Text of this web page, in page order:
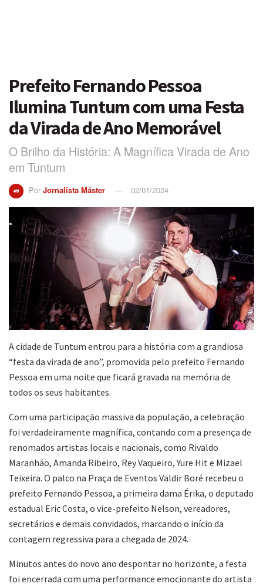
Prefeito Fernando Pessoa
Ilumina Tuntum com uma Festa
da Virada de Ano Memorável
O Brilho da História: A Magnífica Virada de Ano
em Tuntum
Por Jornalista Máster 02/01/2024
A cidade de Tuntum entrou para a história com a grandiosa
“festa da virada de ano”, promovida pelo prefeito Fernando
Pessoa em uma noite que ficará gravada na memória de
todos os seus habitantes.
Com uma participação massiva da população, a celebração
foi verdadeiramente magnífica, contando com a presença de
renomados artistas locais e nacionais, como Rivaldo
Maranhão, Amanda Ribeiro, Rey Vaqueiro, Yure Hit e Mizael
Teixeira. O palco na Praça de Eventos Valdir Boré recebeu o
prefeito Fernando Pessoa, a primeira dama Érika, o deputado
estadual Eric Costa, o vice-prefeito Nelson, vereadores,
secretários e demais convidados, marcando o início da
contagem regressiva para a chegada de 2024.
Minutos antes do novo ano despontar no horizonte, a festa
foi encerrada com uma performance emocionante do artista